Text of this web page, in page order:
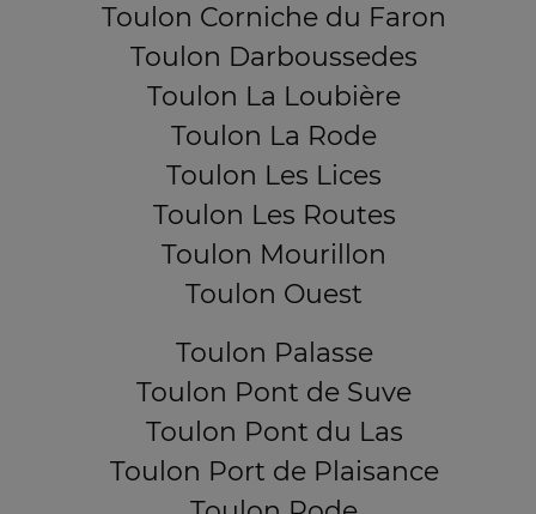
Toulon Corniche du Faron
Toulon Darboussedes
Toulon La Loubière
Toulon La Rode
Toulon Les Lices
Toulon Les Routes
Toulon Mourillon
Toulon Ouest
Toulon Palasse
Toulon Pont de Suve
Toulon Pont du Las
Toulon Port de Plaisance